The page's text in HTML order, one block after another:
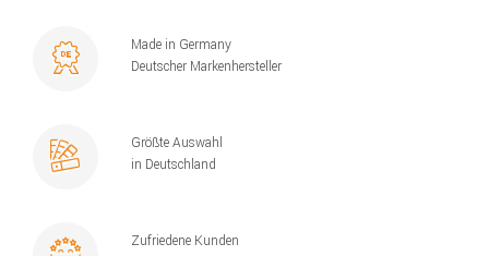
Made in Germany
Deutscher Markenhersteller
Größte Auswahl
in Deutschland
Zufriedene Kunden